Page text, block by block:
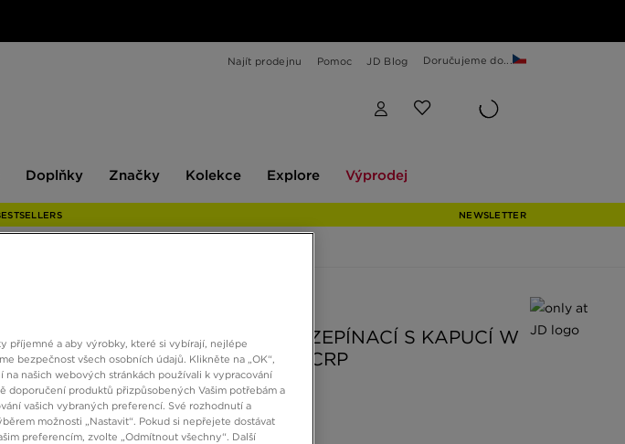
Najít prodejnu Pomoc JD Blog Doručujeme do...
Doplňky Značky Kolekce Explore Výprodej
NEWSLETTER
NIKE MIKINA ROZEPÍNACÍ S KAPUCÍ W
NSW PHNX FLC CRP
1190 Kč
příjemné a aby výrobky, které si vybírají, nejlépe
bezpečnost všech osobních údajů. Klikněte na „OK“,
našich webových stránkách používali k vypracování
doporučení produktů přizpůsobených Vašim potřebám a
vašich vybraných preferencí. Své rozhodnutí a
možnosti „Nastavit“. Pokud si nepřejete dostávat
preferencím, zvolte „Odmítnout všechny“. Další